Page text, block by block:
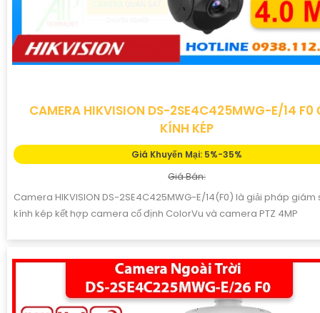
CAMERA HIKVISION DS-2SE4C425MWG-E/14 F0
KÍNH KÉP
Giá Khuyến Mại: 5%-35%
Giá Bán:
Camera HIKVISION DS-2SE4C425MWG-E/14(F0) là giải pháp giám
kính kép kết hợp camera cố định ColorVu và camera PTZ 4MP